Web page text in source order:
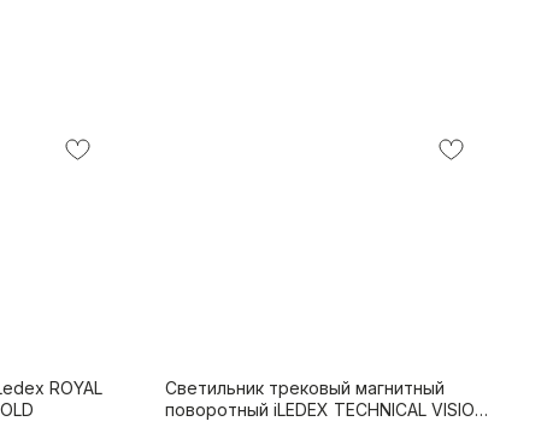
ROYAL
Светильник трековый магнитный
поворотный iLEDEX TECHNICAL VISION